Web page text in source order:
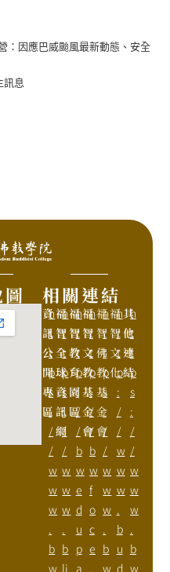
：因應巴威颱風最新動態、安全
訊息
相關連結
資
訊
公
開
專
區
h
t
t
p
s
:
/
/
w
w
w
.
b
w
福
智
全
球
資
訊
網
h
t
t
p
s
:
/
/
w
w
w
.
b
li
福
智
教
育
園
區
h
t
t
p
:
/
/
b
w
e
d
u
p
a
福
智
文
教
基
金
會
h
t
t
p
:
/
/
b
w
f
o
c
e
.
福
智
佛
教
基
金
會
h
t
t
p
s
:
/
/
w
w
w
.
b
w
福
智
文
化
h
t
t
p
:
/
/
w
w
w
.
b
u
d
其
他
連
結
h
t
t
p
s
:
/
/
w
w
w
.
b
w